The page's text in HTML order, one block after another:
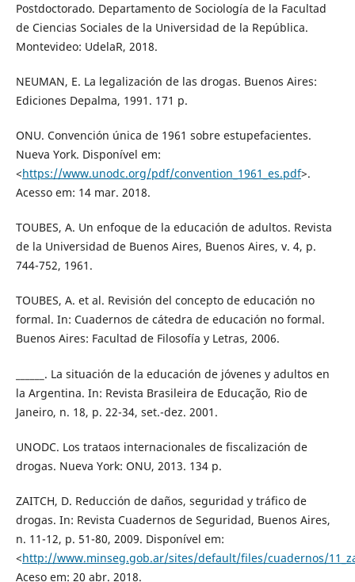
Postdoctorado. Departamento de Sociología de la Facultad
de Ciencias Sociales de la Universidad de la República.
Montevideo: UdelaR, 2018.
NEUMAN, E. La legalización de las drogas. Buenos Aires:
Ediciones Depalma, 1991. 171 p.
ONU. Convención única de 1961 sobre estupefacientes.
Nueva York. Disponível em:
<https://www.unodc.org/pdf/convention_1961_es.pdf>.
Acesso em: 14 mar. 2018.
TOUBES, A. Un enfoque de la educación de adultos. Revista
de la Universidad de Buenos Aires, Buenos Aires, v. 4, p.
744-752, 1961.
TOUBES, A. et al. Revisión del concepto de educación no
formal. In: Cuadernos de cátedra de educación no formal.
Buenos Aires: Facultad de Filosofía y Letras, 2006.
______. La situación de la educación de jóvenes y adultos en
la Argentina. In: Revista Brasileira de Educação, Rio de
Janeiro, n. 18, p. 22-34, set.-dez. 2001.
UNODC. Los trataos internacionales de fiscalización de
drogas. Nueva York: ONU, 2013. 134 p.
ZAITCH, D. Reducción de daños, seguridad y tráfico de
drogas. In: Revista Cuadernos de Seguridad, Buenos Aires,
n. 11-12, p. 51-80, 2009. Disponível em:
<http://www.minseg.gob.ar/sites/default/files/cuadernos/
Aceso em: 20 abr. 2018.